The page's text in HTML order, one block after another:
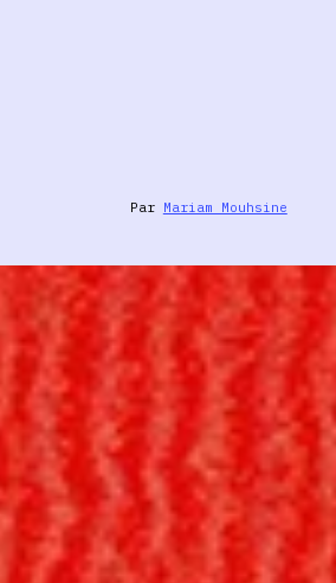
Par Mariam Mouhsine